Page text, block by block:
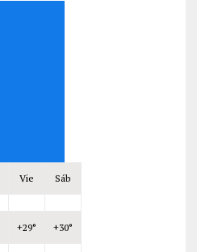
Vie Sáb
+29° +30°